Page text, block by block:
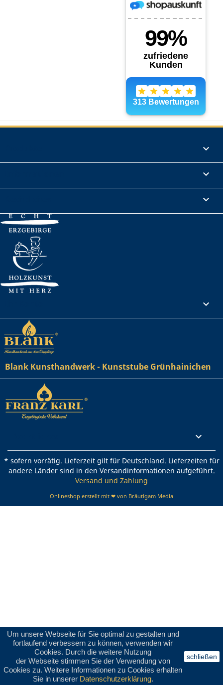
Um unsere Webseite für Sie optimal zu gestalten und
fortlaufend verbessern zu können, verwenden wir
Cookies. Durch die weitere Nutzung
der Webseite stimmen Sie der Verwendung von
Cookies zu. Weitere Informationen zu Cookies erhalten
Sie in unserer Datenschutzerklärung.
schließen




Blank Kunsthandwerk - Kunststube Grünhainichen

* sofern vorrätig. Lieferzeit gilt für Deutschland. Lieferzeiten für
andere Länder sind in den Versandinformationen aufgeführt.
Versand und Zahlung
Onlineshop erstellt mit ❤ von Bräutigam Media